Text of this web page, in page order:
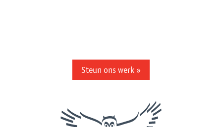
Steun ons werk »